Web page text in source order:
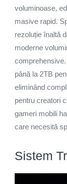
voluminoase,
masive rapid.
rezoluție înaltă
moderne
până la 2TB
eliminând
pentru creatori
gameri mobili
care necesită
Sistem